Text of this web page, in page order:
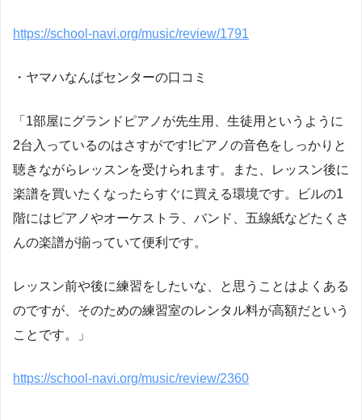
https://school-navi.org/music/review/1791
・ヤマハなんばセンターの口コミ
「1部屋にグランドピアノが先生用、生徒用というように
2台入っているのはさすがです!ピアノの音色をしっかりと
聴きながらレッスンを受けられます。また、レッスン後に
楽譜を買いたくなったらすぐに買える環境です。ビルの1
階にはピアノやオーケストラ、バンド、五線紙などたくさ
んの楽譜が揃っていて便利です。
レッスン前や後に練習をしたいな、と思うことはよくある
のですが、そのための練習室のレンタル料が高額だという
ことです。」
https://school-navi.org/music/review/2360